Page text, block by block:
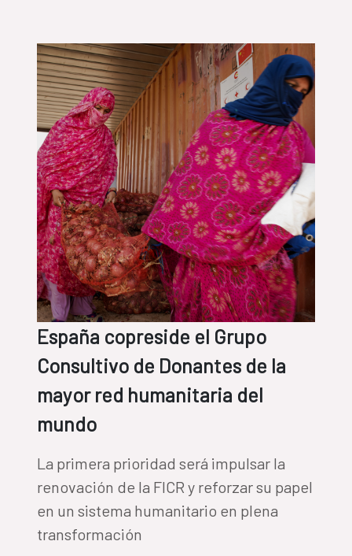
reducir desigualdades y mejorar la vida
de las personas.
España copreside el Grupo
Consultivo de Donantes de la
mayor red humanitaria del
mundo
La primera prioridad será impulsar la
renovación de la FICR y reforzar su papel
en un sistema humanitario en plena
transformación